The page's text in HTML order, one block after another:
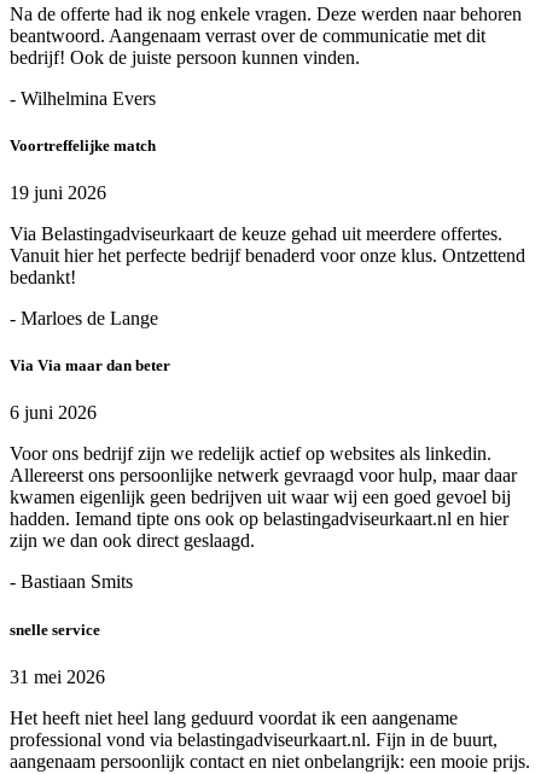
Na de offerte had ik nog enkele vragen. Deze werden naar behoren
beantwoord. Aangenaam verrast over de communicatie met dit
bedrijf! Ook de juiste persoon kunnen vinden.
- Wilhelmina Evers
Voortreffelijke match
19 juni 2026
Via Belastingadviseurkaart de keuze gehad uit meerdere offertes.
Vanuit hier het perfecte bedrijf benaderd voor onze klus. Ontzettend
bedankt!
- Marloes de Lange
Via Via maar dan beter
6 juni 2026
Voor ons bedrijf zijn we redelijk actief op websites als linkedin.
Allereerst ons persoonlijke netwerk gevraagd voor hulp, maar daar
kwamen eigenlijk geen bedrijven uit waar wij een goed gevoel bij
hadden. Iemand tipte ons ook op belastingadviseurkaart.nl en hier
zijn we dan ook direct geslaagd.
- Bastiaan Smits
snelle service
31 mei 2026
Het heeft niet heel lang geduurd voordat ik een aangename
professional vond via belastingadviseurkaart.nl. Fijn in de buurt,
aangenaam persoonlijk contact en niet onbelangrijk: een mooie prijs.